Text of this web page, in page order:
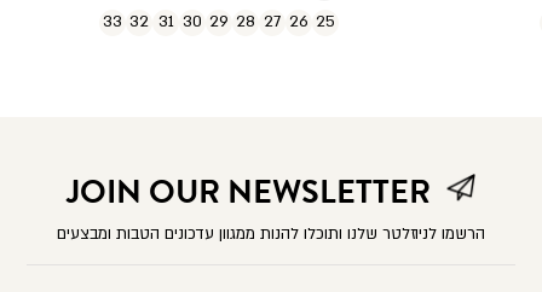
25
26
27
28
29
30
31
32
33
JOIN OUR NEWSLETTER
הרשמו לניוזלטר שלנו ותוכלו להנות ממגוון עדכונים הטבות ומבצעים